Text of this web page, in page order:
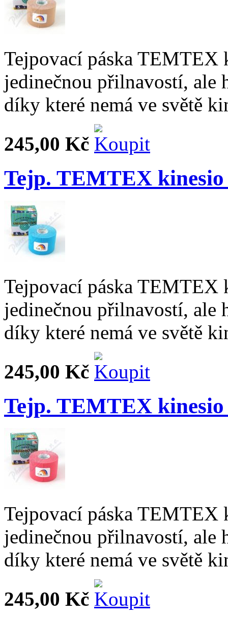
Tejpovací páska TEMTEX
jedinečnou přilnavostí, ale
díky které nemá ve světě
245,00 Kč
Tejp. TEMTEX
Tejpovací páska TEMTEX
jedinečnou přilnavostí, ale
díky které nemá ve světě
245,00 Kč
Tejp. TEMTEX
Tejpovací páska TEMTEX
jedinečnou přilnavostí, ale
díky které nemá ve světě
245,00 Kč